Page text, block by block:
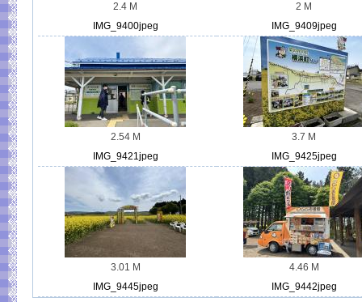
2.4 M
IMG_9400jpeg
2 M
IMG_9409jpeg
2.54 M
IMG_9421jpeg
3.7 M
IMG_9425jpeg
3.01 M
IMG_9445jpeg
4.46 M
IMG_9442jpeg